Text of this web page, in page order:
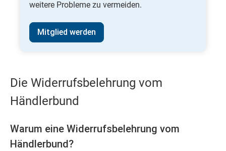
weitere Probleme zu vermeiden.
Mitglied werden
Die Widerrufsbelehrung vom
Händlerbund
Warum eine Widerrufsbelehrung vom
Händlerbund?